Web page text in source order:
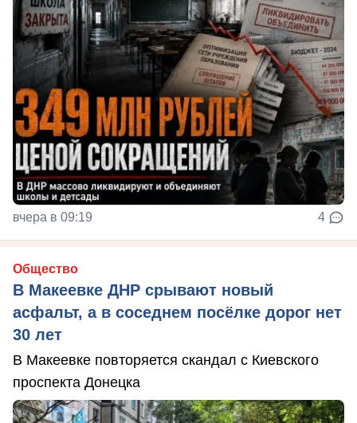
вчера в 09:19 4
Общество
В Макеевке ДНР срывают новый
асфальт, а в соседнем посёлке дорог нет
30 лет
В Макеевке повторяется скандал с Киевского
проспекта Донецка